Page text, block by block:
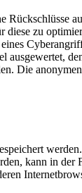
zu
Die
kann in